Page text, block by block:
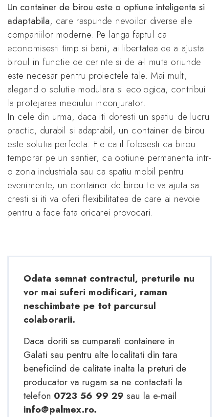
Un container de birou este o optiune inteligenta si
adaptabila, care raspunde nevoilor diverse ale
companiilor moderne. Pe langa faptul ca
economisesti timp si bani, ai libertatea de a ajusta
biroul in functie de cerinte si de a-l muta oriunde
este necesar pentru proiectele tale. Mai mult,
alegand o solutie modulara si ecologica, contribui
la protejarea mediului inconjurator.
In cele din urma, daca iti doresti un spatiu de lucru
practic, durabil si adaptabil, un container de birou
este solutia perfecta. Fie ca il folosesti ca birou
temporar pe un santier, ca optiune permanenta intr-
o zona industriala sau ca spatiu mobil pentru
evenimente, un container de birou te va ajuta sa
cresti si iti va oferi flexibilitatea de care ai nevoie
pentru a face fata oricarei provocari.
Odata semnat contractul, preturile nu
vor mai suferi modificari, raman
neschimbate pe tot parcursul
colaborarii.
Daca doriti sa cumparati containere in
Galati sau pentru alte localitati din tara
beneficiind de calitate inalta la preturi de
producator va rugam sa ne contactati la
telefon 0723 56 99 29 sau la e-mail
info@palmex.ro.